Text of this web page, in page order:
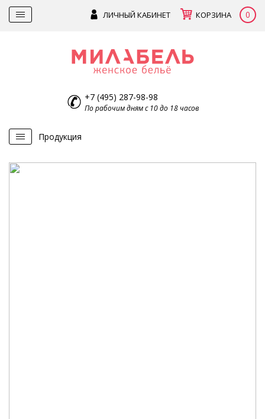
ЛИЧНЫЙ КАБИНЕТ КОРЗИНА 0
+7 (495) 287-98-98
По рабочим дням с 10 до 18 часов
Продукция